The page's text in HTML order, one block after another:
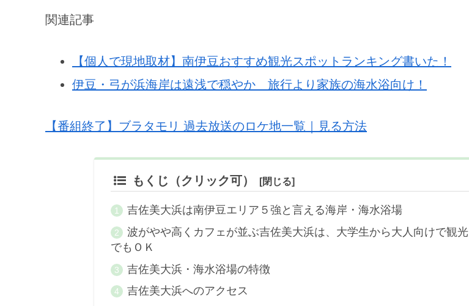
関連記事
【個人で現地取材】南伊豆おすすめ観光スポットランキング書いた！
伊豆・弓が浜海岸は遠浅で穏やか 旅行より家族の海水浴向け！
【番組終了】ブラタモリ 過去放送のロケ地一覧｜見る方法
もくじ（クリック可）
吉佐美大浜は南伊豆エリア５強と言える海岸・海水浴場
波がやや高くカフェが並ぶ吉佐美大浜は、大学生から大人向けで観光
でもＯＫ
吉佐美大浜・海水浴場の特徴
吉佐美大浜へのアクセス